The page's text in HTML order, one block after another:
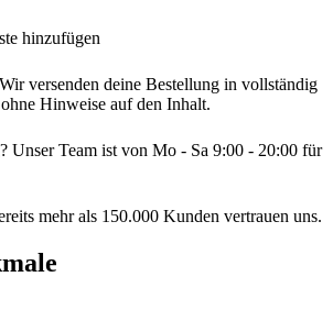
hinzufügen
Wir versenden deine Bestellung in vollständig
Hinweise auf den Inhalt.
Unser Team ist von Mo - Sa 9:00 - 20:00 für
mehr als 150.000 Kunden vertrauen uns.